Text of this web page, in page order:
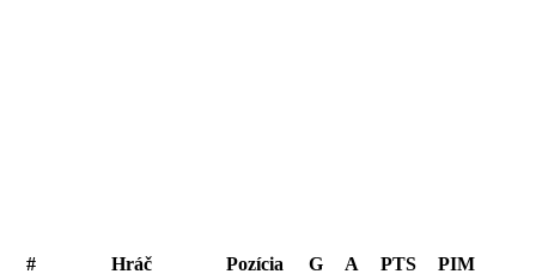
# Hráč Pozícia G A PTS PIM